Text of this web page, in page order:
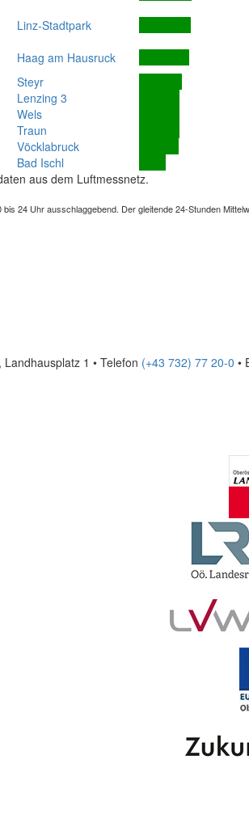
Linz-Stadtpark
Haag am Hausruck
Steyr
Lenzing 3
Wels
Traun
Vöcklabruck
Bad Ischl
aus dem Luftmessnetz.
24 Uhr ausschlaggebend. Der gleitende 24-Stunden
1 • Telefon (+43 732) 77 20-0 •